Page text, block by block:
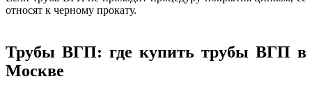
относят к черному прокату.
Трубы ВГП: где купить трубы ВГП в
Москве